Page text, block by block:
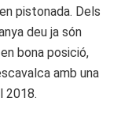
pistonada. Dels
deu ja són
bona posició,
amb una
2018.